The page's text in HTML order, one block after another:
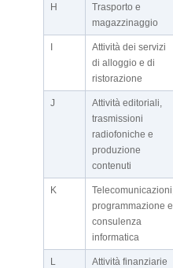
H
Trasporto e
magazzinaggio
I
Attività dei servizi
di alloggio e di
ristorazione
J
Attività editoriali,
trasmissioni
radiofoniche e
produzione
contenuti
K
Telecomunicazioni,
programmazione e
consulenza
informatica
L
Attività finanziarie